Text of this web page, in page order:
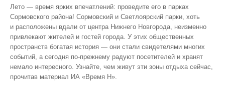
Лето — время ярких впечатлений: проведите его в парках
Сормовского района! Сормовский и Светлоярский парки, хоть
и расположены вдали от центра Нижнего Новгорода, неизменно
привлекают жителей и гостей города. У этих общественных
пространств богатая история — они стали свидетелями многих
событий, а сегодня по‑прежнему радуют посетителей и хранят
немало интересного. Узнайте, чем живут эти зоны отдыха сейчас,
прочитав материал ИА «Время Н».